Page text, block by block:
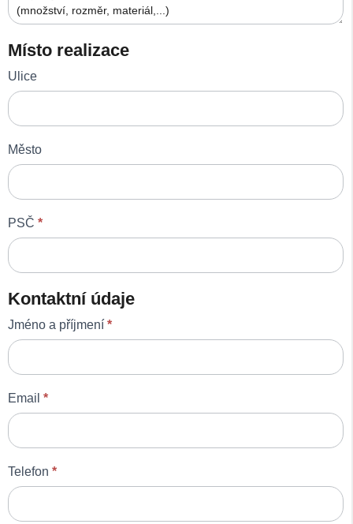
Místo realizace
Ulice
Město
PSČ *
Kontaktní údaje
Jméno a příjmení *
Email *
Telefon *